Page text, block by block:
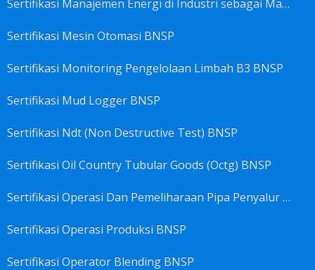
Sertifikasi Manajemen Energi di Industri sebagai Manager Energy BNSP
Sertifikasi Mesin Otomasi BNSP
Sertifikasi Monitoring Pengelolaan Limbah B3 BNSP
Sertifikasi Mud Logger BNSP
Sertifikasi Ndt (Non Destructive Test) BNSP
Sertifikasi Oil Country Tubular Goods (Octg) BNSP
Sertifikasi Operasi Dan Pemeliharaan Pipa Penyalur BNSP
Sertifikasi Operasi Produksi BNSP
Sertifikasi Operator Blending BNSP